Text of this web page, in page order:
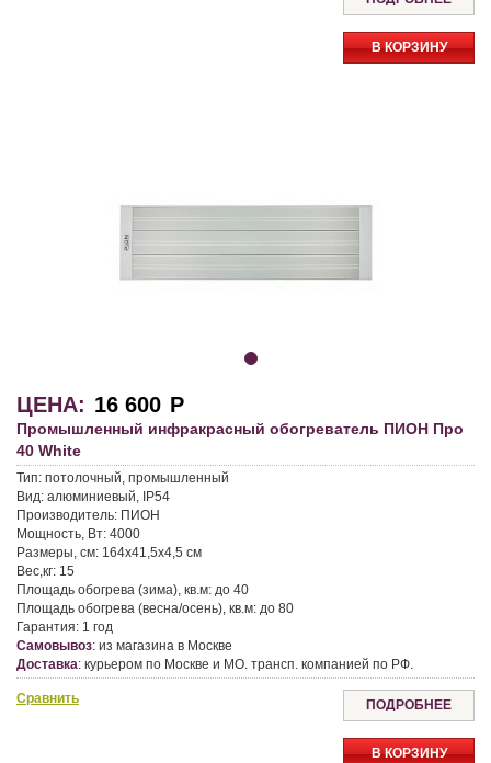
В КОРЗИНУ
ЦЕНА: 16 600 Р
Промышленный инфракрасный обогреватель ПИОН Про
40 White
Тип: потолочный, промышленный
Вид: алюминиевый, IP54
Производитель: ПИОН
Мощность, Вт: 4000
Размеры, см: 164x41,5x4,5 см
Вес,кг: 15
Площадь обогрева (зима), кв.м: до 40
Площадь обогрева (весна/осень), кв.м: до 80
Гарантия: 1 год
Самовывоз: из магазина в Москве
Доставка: курьером по Москве и МО. трансп. компанией по РФ.
Сравнить ПОДРОБНЕЕ
В КОРЗИНУ